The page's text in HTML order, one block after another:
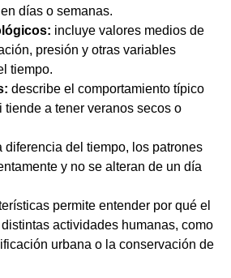
días o semanas.
incluye valores medios de
presión y otras variables
tiempo.
describe el comportamiento típico
tiende a tener veranos secos o
diferencia del tiempo, los patrones
y no se alteran de un día
permite entender por qué el
actividades humanas, como
urbana o la conservación de